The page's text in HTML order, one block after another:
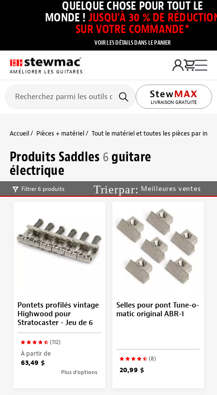
QUELQUE CHOSE POUR TOUT LE
MONDE ! JUSQU’À 30 % DE
SUR VOTRE COMMANDE*
VOIR LES DÉTAILS DANS LE PANIER
AMÉLIORER LES GUITARES
LIVRAISON GRATUITE
Accueil Pièces + matériel Tout le matériel et toutes les pièces par
Produits Saddles 6guitare
électrique
Filtrer 6 produits Meilleures ventes
Pontets profilés vintage
Highwood pour
Stratocaster - Jeu de 6
(112)
À partir de
63,49 $
Plus d’options
Selles pour pont Tune-o-
matic original ABR-1
(8)
20,99 $